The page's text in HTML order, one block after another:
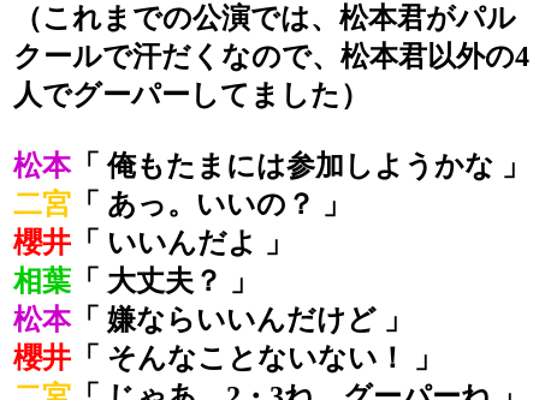
（これまでの公演では、松本君がパル
クールで汗だくなので、松本君以外の4
人でグーパーしてました）
松本「 俺もたまには参加しようかな 」
二宮 「 あっ。いいの？ 」
櫻井 「 いいんだよ 」
相葉 「 大丈夫？ 」
松本「 嫌ならいいんだけど 」
櫻井 「 そんなことないない！ 」